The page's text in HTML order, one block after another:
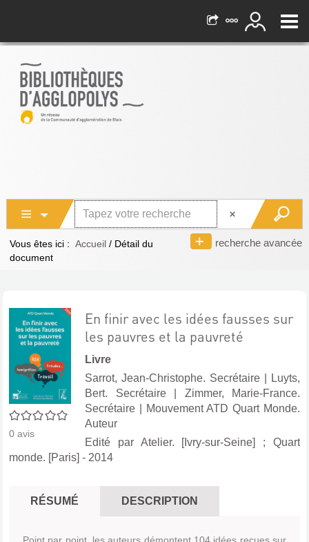
recherche avancée
Vous êtes ici : Accueil / Détail du
document
0/5
0 avis
En finir avec les idées fausses sur
les pauvres et la pauvreté
Livre
Sarrot, Jean-Christophe. Secrétaire
Luyts,
Bert. Secrétaire| Zimmer, Marie-France.
Secrétaire
Mouvement ATD Quart Monde.
Auteur
Edité par Atelier. [Ivry-sur-Seine] ;Quart
monde. [Paris] - 2014
RÉSUMÉ DESCRIPTION